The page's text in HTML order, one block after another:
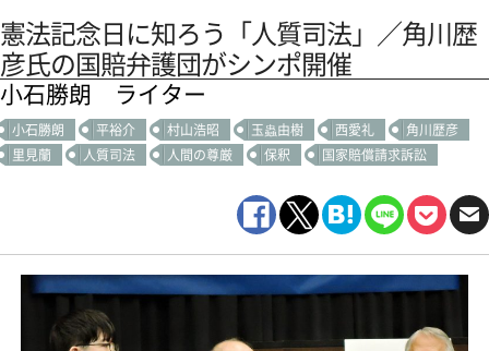
憲法記念日に知ろう「人質司法」／角川歴
彦氏の国賠弁護団がシンポ開催
小石勝朗 ライター
小石勝朗 平裕介 村山浩昭 玉蟲由樹 西愛礼
角川歴彦
里見蘭
人質司法 人間の尊厳 保釈 国家賠償請求訴訟